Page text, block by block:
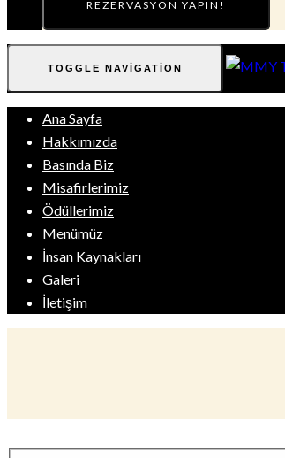
TOGGLE NAVIGATION
Ana Sayfa
Hakkımızda
Basında Biz
Misafirlerimiz
Ödüllerimiz
Menümüz
İnsan Kaynakları
Galeri
İletişim